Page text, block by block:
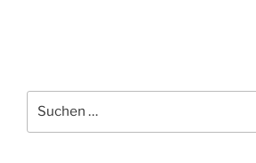
nach: